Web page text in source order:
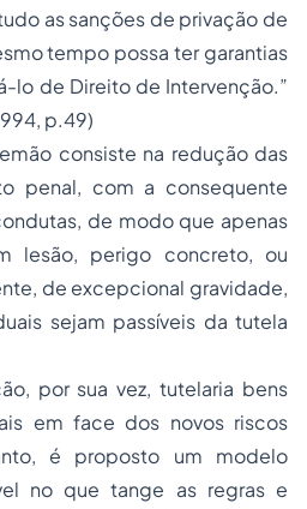
as sanções de privação de
tempo possa ter garantias
lo de Direito de Intervenção.”
p.49)
consiste na redução das
penal, com a consequente
de modo que apenas
lesão, perigo concreto, ou
de excepcional gravidade,
sejam passíveis da tutela
por sua vez, tutelaria bens
em face dos novos riscos
é proposto um modelo
no que tange as regras e